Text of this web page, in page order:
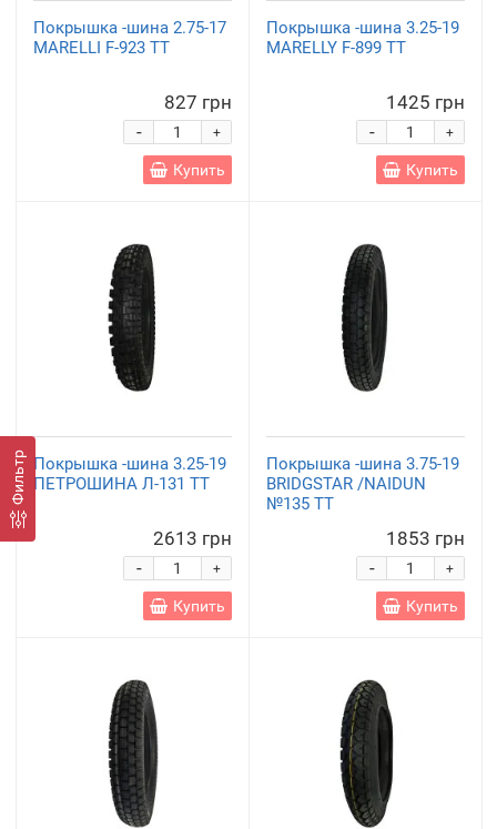
Фильтр
Покрышка -шина 2.75-17
MARELLI F-923 TT
827 грн
+
-
Купить
Покрышка -шина 3.25-19
MARELLY F-899 TT
1425 грн
+
-
Купить
Покрышка -шина 3.25-19
ПЕТРОШИНА Л-131 TT
2613 грн
+
-
Купить
Покрышка -шина 3.75-19
BRIDGSTAR /NAIDUN
№135 TT
1853 грн
+
-
Купить